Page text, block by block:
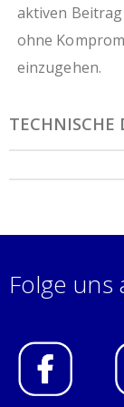
aktiven
ohne
einzugehen.
TECHNISCHE
Folge uns